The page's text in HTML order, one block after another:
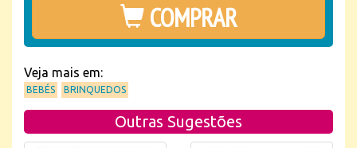
COMPRAR
Veja mais em:
BEBÉS BRINQUEDOS
Outras Sugestões